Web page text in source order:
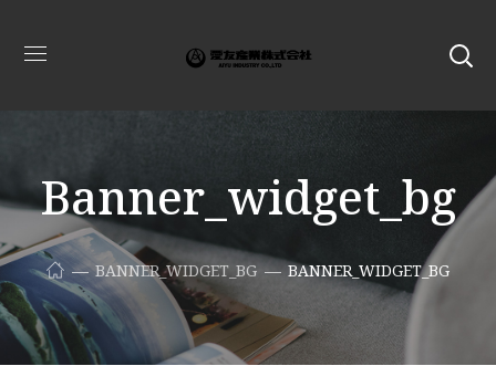
Banner_widget_bg
BANNER_WIDGET_BG BANNER_WIDGET_BG